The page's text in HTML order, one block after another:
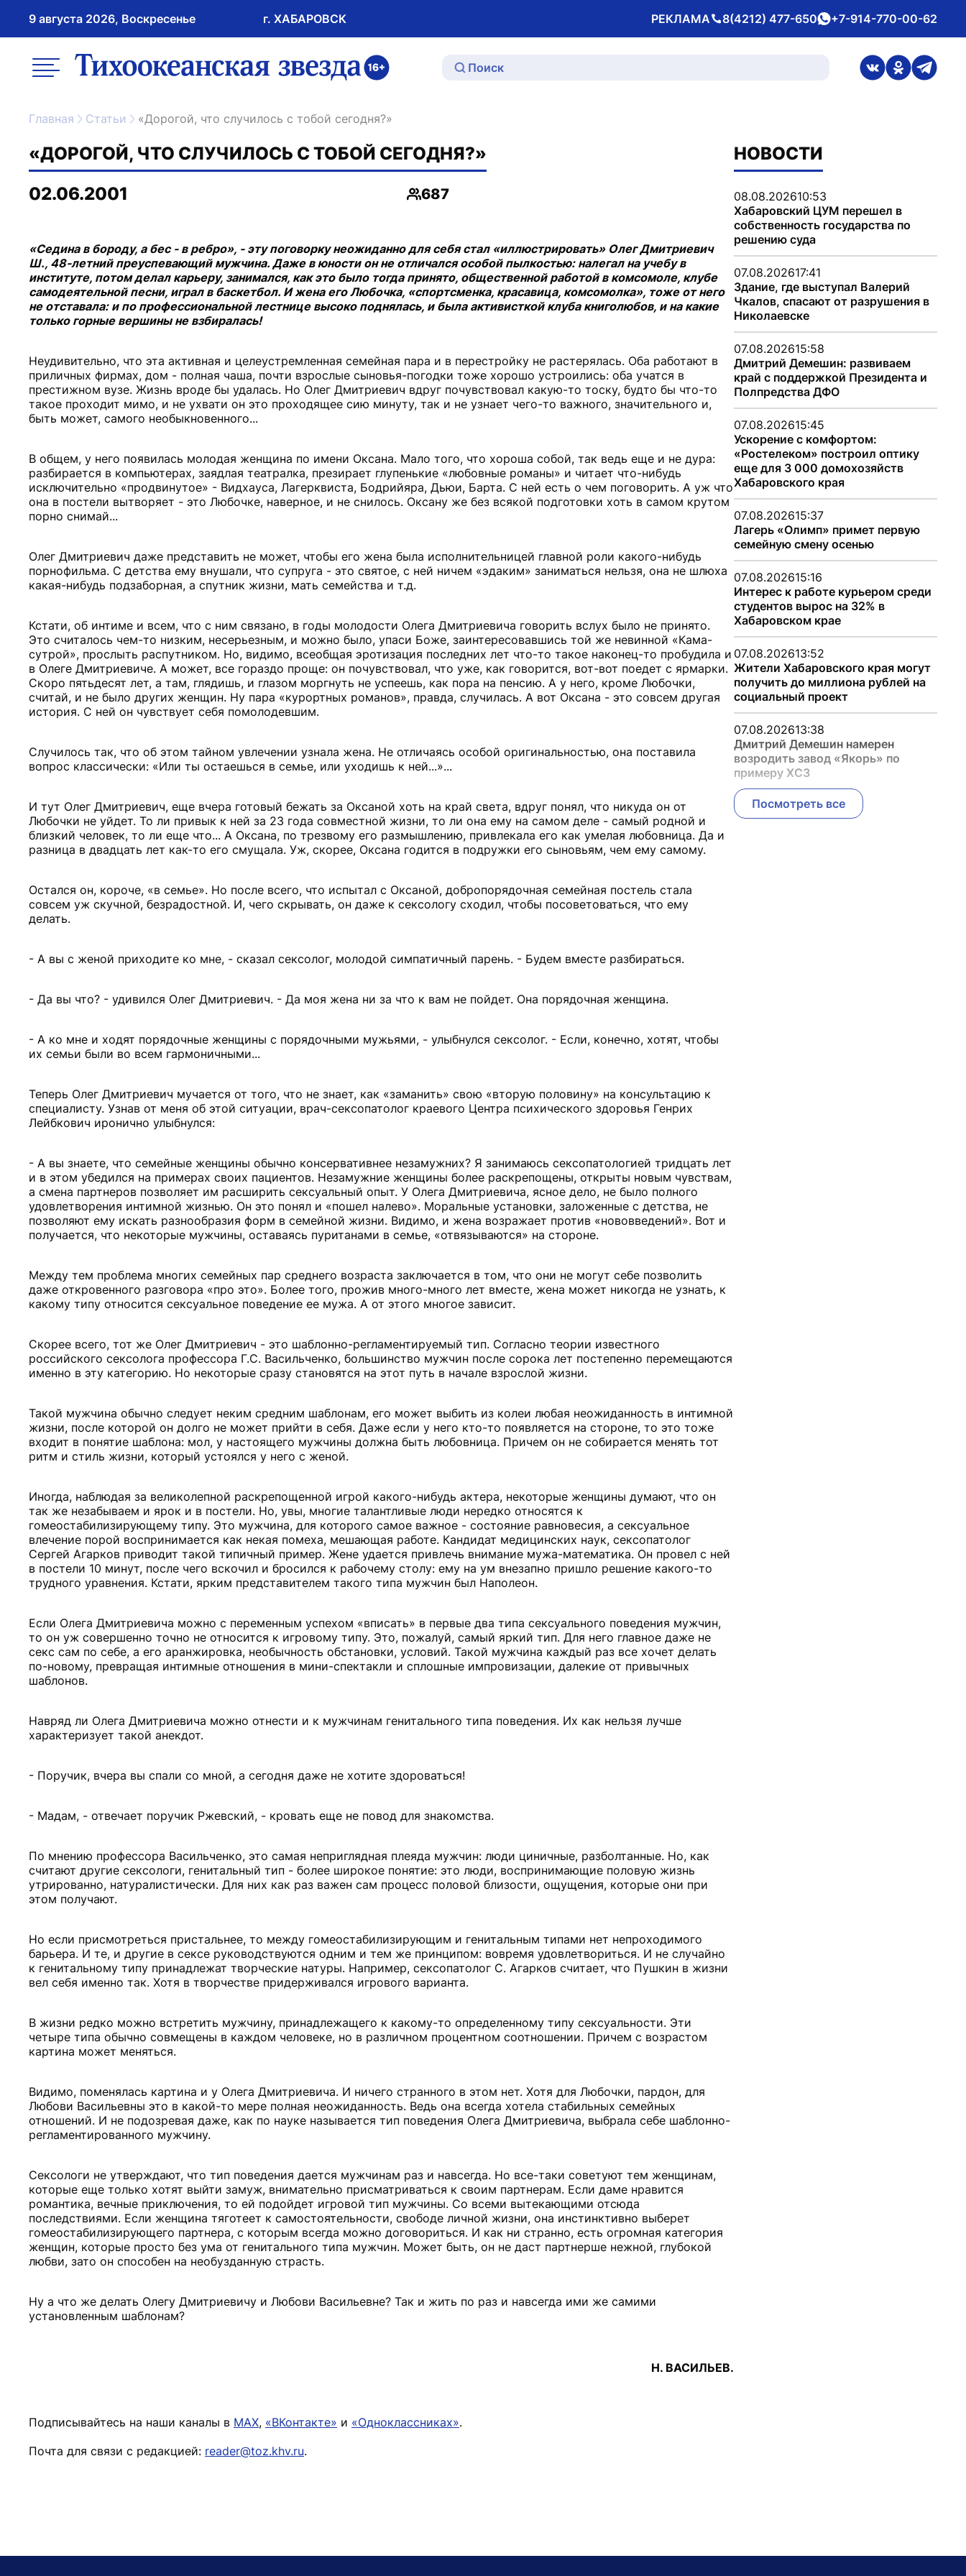
9 августа 2026, Воскресенье г. ХАБАРОВСК РЕКЛАМА
Телефон 8(4212) 477-650whatsApp
+7-914-770-00-62
меню ссылка на главную
ссылка на
ссылка на
Главная Статьи «Дорогой, что случилось с тобой сегодня?»
«ДОРОГОЙ, ЧТО СЛУЧИЛОСЬ С ТОБОЙ СЕГОДНЯ?»
02.06.2001
Просмотры
687
«Седина в бороду, а бес - в ребро», - эту поговорку неожиданно для себя стал «иллюстрировать» Олег Дмитриевич
Ш., 48-летний преуспевающий мужчина. Даже в юности он не отличался особой пылкостью: налегал на учебу в
институте, потом делал карьеру, занимался, как это было тогда принято, общественной работой в комсомоле, клубе
самодеятельной песни, играл в баскетбол. И жена его Любочка, «спортсменка, красавица, комсомолка», тоже от него
не отставала: и по профессиональной лестнице высоко поднялась, и была активисткой клуба книголюбов, и на какие
только горные вершины не взбиралась!
Неудивительно, что эта активная и целеустремленная семейная пара и в перестройку не растерялась. Оба работают в
приличных фирмах, дом - полная чаша, почти взрослые сыновья-погодки тоже хорошо устроились: оба учатся в
престижном вузе. Жизнь вроде бы удалась. Но Олег Дмитриевич вдруг почувствовал какую-то тоску, будто бы что-то
такое проходит мимо, и не ухвати он это проходящее сию минуту, так и не узнает чего-то важного, значительного и,
быть может, самого необыкновенного...
В общем, у него появилась молодая женщина по имени Оксана. Мало того, что хороша собой, так ведь еще и не дура:
разбирается в компьютерах, заядлая театралка, презирает глупенькие «любовные романы» и читает что-нибудь
исключительно «продвинутое» - Видхауса, Лагерквиста, Бодрийяра, Дьюи, Барта. С ней есть о чем поговорить. А уж что
она в постели вытворяет - это Любочке, наверное, и не снилось. Оксану же без всякой подготовки хоть в самом крутом
порно снимай...
Олег Дмитриевич даже представить не может, чтобы его жена была исполнительницей главной роли какого-нибудь
порнофильма. С детства ему внушали, что супруга - это святое, с ней ничем «эдаким» заниматься нельзя, она не шлюха
какая-нибудь подзаборная, а спутник жизни, мать семейства и т.д.
Кстати, об интиме и всем, что с ним связано, в годы молодости Олега Дмитриевича говорить вслух было не принято.
Это считалось чем-то низким, несерьезным, и можно было, упаси Боже, заинтересовавшись той же невинной «Кама-
сутрой», прослыть распутником. Но, видимо, всеобщая эротизация последних лет что-то такое наконец-то пробудила и
в Олеге Дмитриевиче. А может, все гораздо проще: он почувствовал, что уже, как говорится, вот-вот поедет с ярмарки.
Скоро пятьдесят лет, а там, глядишь, и глазом моргнуть не успеешь, как пора на пенсию. А у него, кроме Любочки,
считай, и не было других женщин. Ну пара «курортных романов», правда, случилась. А вот Оксана - это совсем другая
история. С ней он чувствует себя помолодевшим.
Случилось так, что об этом тайном увлечении узнала жена. Не отличаясь особой оригинальностью, она поставила
вопрос классически: «Или ты остаешься в семье, или уходишь к ней...»...
И тут Олег Дмитриевич, еще вчера готовый бежать за Оксаной хоть на край света, вдруг понял, что никуда он от
Любочки не уйдет. То ли привык к ней за 23 года совместной жизни, то ли она ему на самом деле - самый родной и
близкий человек, то ли еще что... А Оксана, по трезвому его размышлению, привлекала его как умелая любовница. Да и
разница в двадцать лет как-то его смущала. Уж, скорее, Оксана годится в подружки его сыновьям, чем ему самому.
Остался он, короче, «в семье». Но после всего, что испытал с Оксаной, добропорядочная семейная постель стала
совсем уж скучной, безрадостной. И, чего скрывать, он даже к сексологу сходил, чтобы посоветоваться, что ему
делать.
- А вы с женой приходите ко мне, - сказал сексолог, молодой симпатичный парень. - Будем вместе разбираться.
- Да вы что? - удивился Олег Дмитриевич. - Да моя жена ни за что к вам не пойдет. Она порядочная женщина.
- А ко мне и ходят порядочные женщины с порядочными мужьями, - улыбнулся сексолог. - Если, конечно, хотят, чтобы
их семьи были во всем гармоничными...
Теперь Олег Дмитриевич мучается от того, что не знает, как «заманить» свою «вторую половину» на консультацию к
специалисту. Узнав от меня об этой ситуации, врач-сексопатолог краевого Центра психического здоровья Генрих
Лейбкович иронично улыбнулся:
- А вы знаете, что семейные женщины обычно консервативнее незамужних? Я занимаюсь сексопатологией тридцать лет
и в этом убедился на примерах своих пациентов. Незамужние женщины более раскрепощены, открыты новым чувствам,
а смена партнеров позволяет им расширить сексуальный опыт. У Олега Дмитриевича, ясное дело, не было полного
удовлетворения интимной жизнью. Он это понял и «пошел налево». Моральные установки, заложенные с детства, не
позволяют ему искать разнообразия форм в семейной жизни. Видимо, и жена возражает против «нововведений». Вот и
получается, что некоторые мужчины, оставаясь пуританами в семье, «отвязываются» на стороне.
Между тем проблема многих семейных пар среднего возраста заключается в том, что они не могут себе позволить
даже откровенного разговора «про это». Более того, прожив много-много лет вместе, жена может никогда не узнать, к
какому типу относится сексуальное поведение ее мужа. А от этого многое зависит.
Скорее всего, тот же Олег Дмитриевич - это шаблонно-регламентируемый тип. Согласно теории известного
российского сексолога профессора Г.С. Васильченко, большинство мужчин после сорока лет постепенно перемещаются
именно в эту категорию. Но некоторые сразу становятся на этот путь в начале взрослой жизни.
Такой мужчина обычно следует неким средним шаблонам, его может выбить из колеи любая неожиданность в интимной
жизни, после которой он долго не может прийти в себя. Даже если у него кто-то появляется на стороне, то это тоже
входит в понятие шаблона: мол, у настоящего мужчины должна быть любовница. Причем он не собирается менять тот
ритм и стиль жизни, который устоялся у него с женой.
Иногда, наблюдая за великолепной раскрепощенной игрой какого-нибудь актера, некоторые женщины думают, что он
так же незабываем и ярок и в постели. Но, увы, многие талантливые люди нередко относятся к
гомеостабилизирующему типу. Это мужчина, для которого самое важное - состояние равновесия, а сексуальное
влечение порой воспринимается как некая помеха, мешающая работе. Кандидат медицинских наук, сексопатолог
Сергей Агарков приводит такой типичный пример. Жене удается привлечь внимание мужа-математика. Он провел с ней
в постели 10 минут, после чего вскочил и бросился к рабочему столу: ему на ум внезапно пришло решение какого-то
трудного уравнения. Кстати, ярким представителем такого типа мужчин был Наполеон.
Если Олега Дмитриевича можно с переменным успехом «вписать» в первые два типа сексуального поведения мужчин,
то он уж совершенно точно не относится к игровому типу. Это, пожалуй, самый яркий тип. Для него главное даже не
секс сам по себе, а его аранжировка, необычность обстановки, условий. Такой мужчина каждый раз все хочет делать
по-новому, превращая интимные отношения в мини-спектакли и сплошные импровизации, далекие от привычных
шаблонов.
Навряд ли Олега Дмитриевича можно отнести и к мужчинам генитального типа поведения. Их как нельзя лучше
характеризует такой анекдот.
- Поручик, вчера вы спали со мной, а сегодня даже не хотите здороваться!
- Мадам, - отвечает поручик Ржевский, - кровать еще не повод для знакомства.
По мнению профессора Васильченко, это самая неприглядная плеяда мужчин: люди циничные, разболтанные. Но, как
считают другие сексологи, генитальный тип - более широкое понятие: это люди, воспринимающие половую жизнь
утрированно, натуралистически. Для них как раз важен сам процесс половой близости, ощущения, которые они при
этом получают.
Но если присмотреться пристальнее, то между гомеостабилизирующим и генитальным типами нет непроходимого
барьера. И те, и другие в сексе руководствуются одним и тем же принципом: вовремя удовлетвориться. И не случайно
к генитальному типу принадлежат творческие натуры. Например, сексопатолог С. Агарков считает, что Пушкин в жизни
вел себя именно так. Хотя в творчестве придерживался игрового варианта.
В жизни редко можно встретить мужчину, принадлежащего к какому-то определенному типу сексуальности. Эти
четыре типа обычно совмещены в каждом человеке, но в различном процентном соотношении. Причем с возрастом
картина может меняться.
Видимо, поменялась картина и у Олега Дмитриевича. И ничего странного в этом нет. Хотя для Любочки, пардон, для
Любови Васильевны это в какой-то мере полная неожиданность. Ведь она всегда хотела стабильных семейных
отношений. И не подозревая даже, как по науке называется тип поведения Олега Дмитриевича, выбрала себе шаблонно-
регламентированного мужчину.
Сексологи не утверждают, что тип поведения дается мужчинам раз и навсегда. Но все-таки советуют тем женщинам,
которые еще только хотят выйти замуж, внимательно присматриваться к своим партнерам. Если даме нравится
романтика, вечные приключения, то ей подойдет игровой тип мужчины. Со всеми вытекающими отсюда
последствиями. Если женщина тяготеет к самостоятельности, свободе личной жизни, она инстинктивно выберет
гомеостабилизирующего партнера, с которым всегда можно договориться. И как ни странно, есть огромная категория
женщин, которые просто без ума от генитального типа мужчин. Может быть, он не даст партнерше нежной, глубокой
любви, зато он способен на необузданную страсть.
Ну а что же делать Олегу Дмитриевичу и Любови Васильевне? Так и жить по раз и навсегда ими же самими
установленным шаблонам?
Н. ВАСИЛЬЕВ.
Подписывайтесь на наши каналы в MAX, «ВКонтакте» и «Одноклассниках».
Почта для связи с редакцией: reader@toz.khv.ru.
НОВОСТИ
08.08.202610:53
Хабаровский ЦУМ перешел в
собственность государства по
решению суда
07.08.202617:41
Здание, где выступал Валерий
Чкалов, спасают от разрушения в
Николаевске
07.08.202615:58
Дмитрий Демешин: развиваем
край с поддержкой Президента и
Полпредства ДФО
07.08.202615:45
Ускорение с комфортом:
«Ростелеком» построил оптику
еще для 3 000 домохозяйств
Хабаровского края
07.08.202615:37
Лагерь «Олимп» примет первую
семейную смену осенью
07.08.202615:16
Интерес к работе курьером среди
студентов вырос на 32% в
Хабаровском крае
07.08.202613:52
Жители Хабаровского края могут
получить до миллиона рублей на
социальный проект
07.08.202613:38
Дмитрий Демешин намерен
возродить завод «Якорь» по
примеру ХСЗ
Посмотреть все